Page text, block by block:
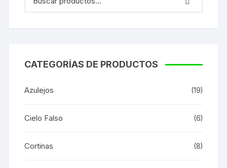
CATEGORÍAS DE PRODUCTOS
Azulejos (19)
Cielo Falso (6)
Cortinas (8)